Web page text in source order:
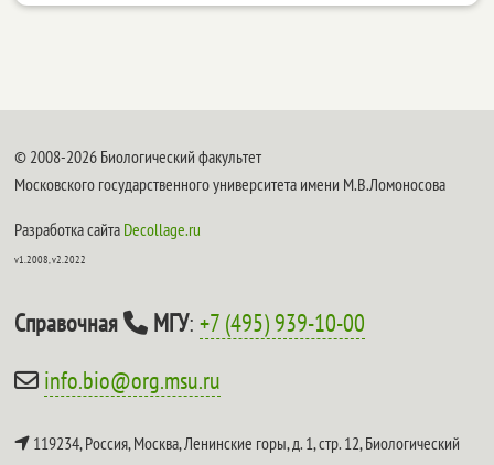
© 2008-2026 Биологический факультет
Московского государственного университета имени М.В.Ломоносова
Разработка сайта Decollage.ru
v1.2008, v2.2022
Справочная МГУ:+7 (495) 939-10-00
info.bio@org.msu.ru
119234, Россия, Москва, Ленинские горы, д. 1, стр. 12,Биологический